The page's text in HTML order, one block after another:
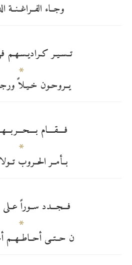
وجــاء الفــراغــنــة
تــسـيـر كـراديـسـهـم
يــروحـون خـيـلاً ورجـلاً
فــــقــــام
بــأمــر الحــروب
فـــجـــدد ســوراً عــلى
ن حــتــى أحــاطــهــم